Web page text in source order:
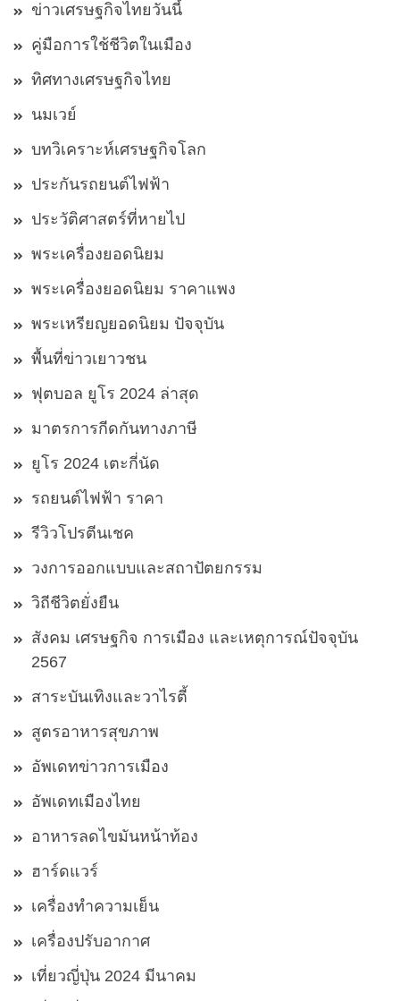
ข่าวเศรษฐกิจไทยวันนี้
คู่มือการใช้ชีวิตในเมือง
ทิศทางเศรษฐกิจไทย
นมเวย์
บทวิเคราะห์เศรษฐกิจโลก
ประกันรถยนต์ไฟฟ้า
ประวัติศาสตร์ที่หายไป
พระเครื่องยอดนิยม
พระเครื่องยอดนิยม ราคาแพง
พระเหรียญยอดนิยม ปัจจุบัน
พื้นที่ข่าวเยาวชน
ฟุตบอล ยูโร 2024 ล่าสุด
มาตรการกีดกันทางภาษี
ยูโร 2024 เตะกี่นัด
รถยนต์ไฟฟ้า ราคา
รีวิวโปรตีนเชค
วงการออกแบบและสถาปัตยกรรม
วิถีชีวิตยั่งยืน
สังคม เศรษฐกิจ การเมือง และเหตุการณ์ปัจจุบัน
2567
สาระบันเทิงและวาไรตี้
สูตรอาหารสุขภาพ
อัพเดทข่าวการเมือง
อัพเดทเมืองไทย
อาหารลดไขมันหน้าท้อง
ฮาร์ดแวร์
เครื่องทำความเย็น
เครื่องปรับอากาศ
เที่ยวญี่ปุ่น 2024 มีนาคม